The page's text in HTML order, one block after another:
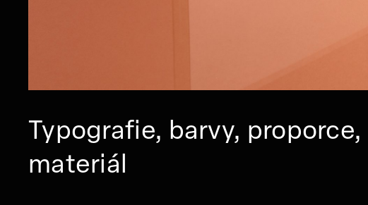
Typografie, barvy, proporce,
materiál